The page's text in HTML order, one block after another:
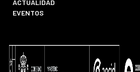
ACTUALIDAD
EVENTOS